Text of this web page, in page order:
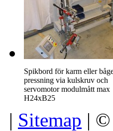
Spikbord för karm eller
pressning via kulskruv och
servomotor modulmått max
H24xB25
| Sitemap | ©